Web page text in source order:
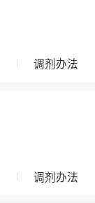
调剂办法
调剂办法